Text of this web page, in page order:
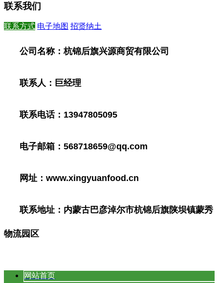
联系我们
联系方式 电子地图 招贤纳土
公司名称：杭锦后旗兴源商贸有限公司
联系人：巨经理
联系电话：13947805095
电子邮箱：568718659@qq.com
网址：www.xingyuanfood.cn
联系地址：内蒙古巴彦淖尔市杭锦后旗陕坝镇蒙秀
物流园区
网站首页